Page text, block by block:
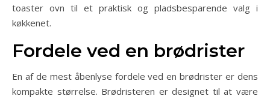
toaster ovn til et praktisk og pladsbesparende valg i
køkkenet.
Fordele ved en brødrister
En af de mest åbenlyse fordele ved en brødrister er dens
kompakte størrelse. Brødristeren er designet til at være